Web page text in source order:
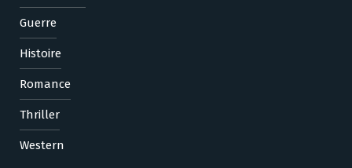
Guerre
Histoire
Romance
Thriller
Western